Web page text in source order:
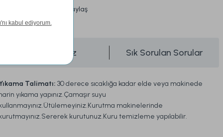
Paylaş
Önerileriniz Sık Sorulan Sorular
Talimatı: 30 derece sıcaklığa kadar elde veya makinede
yıkama yapınız.Çamaşır suyu
makinelerinde
kurutunuz.Kuru temizleme yapılabilir.